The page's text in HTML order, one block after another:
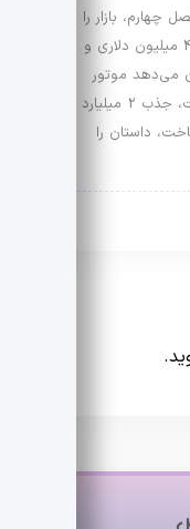
چهارم، بازار را
ترساند؛ با این حال سود تعدیل شده 426 میلیون دلاری و
می‌دهد موتور
سودآوری هنوز روشن است. رشد معاملات، جذب 2 میلیارد
داستان را